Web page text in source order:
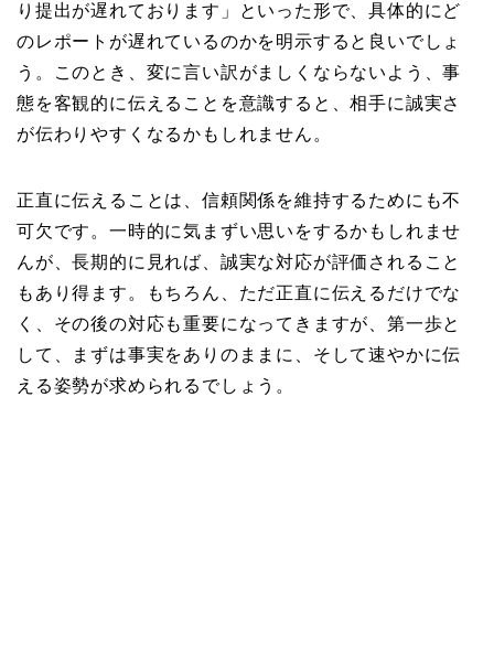
り提出が遅れております」といった形で、具体的にど
のレポートが遅れているのかを明示すると良いでしょ
う。このとき、変に言い訳がましくならないよう、事
態を客観的に伝えることを意識すると、相手に誠実さ
が伝わりやすくなるかもしれません。
正直に伝えることは、信頼関係を維持するためにも不
可欠です。一時的に気まずい思いをするかもしれませ
んが、長期的に見れば、誠実な対応が評価されること
もあり得ます。もちろん、ただ正直に伝えるだけでな
く、その後の対応も重要になってきますが、第一歩と
して、まずは事実をありのままに、そして速やかに伝
える姿勢が求められるでしょう。